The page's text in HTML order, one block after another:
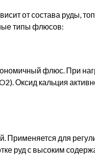
от состава руды,
типы флюсов:
флюс. При
Оксид кальция
Применяется для
руд с высоким